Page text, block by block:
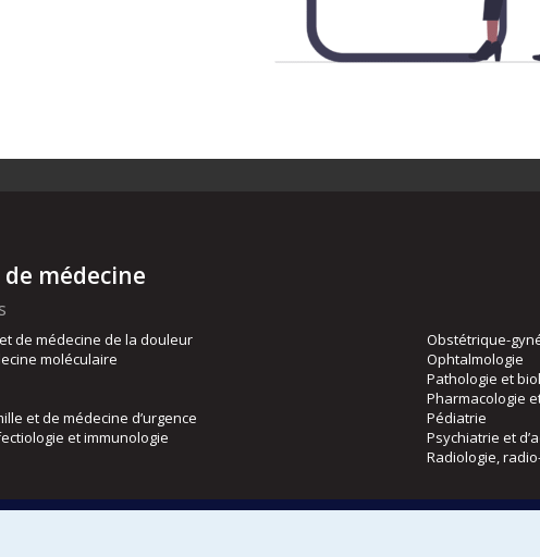
de médecine
de médecine de la douleur
moléculaire
et de médecine d’urgence
et immunologie
Obstétrique-
Ophtalmologie
Pathologie et
Pharmacologie
Pédiatrie
Psychiatrie et
Radiologie,